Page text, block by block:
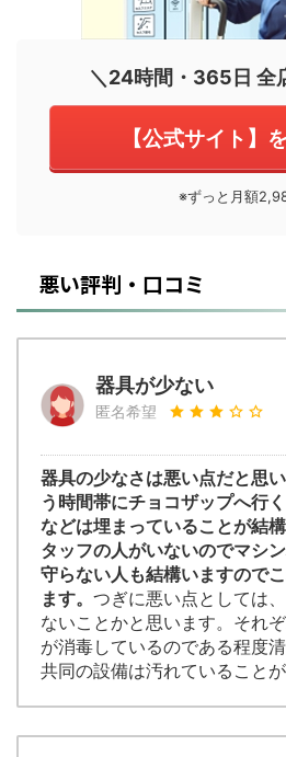
＼24時間・365日 全
【公式サイト】
※ずっと月額
悪い評判・口コミ
器具が少ない
匿名希望
器具の少なさは悪い点だと思
う時間帯にチョコザップへ行
などは埋まっていることが結
タッフの人がいないのでマシ
守らない人も結構いますので
ます。 つぎに悪い点としては
ないことかと思います。それ
が消毒しているのである程度
共同の設備は汚れていることが